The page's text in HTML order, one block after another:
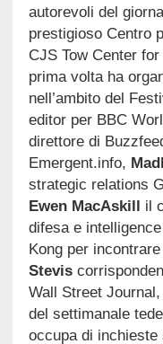
autorevoli del
prestigioso Centro
CJS Tow Center
prima volta ha
nell’ambito del
editor per BBC
direttore di
Emergent.info,
strategic relations
Ewen MacAskill il
difesa e
Kong per
Stevis
Wall Street Journal,
del settimanale
occupa di